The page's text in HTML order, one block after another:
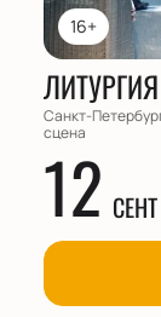
16+
Санкт-
сцена
12 СЕНТ